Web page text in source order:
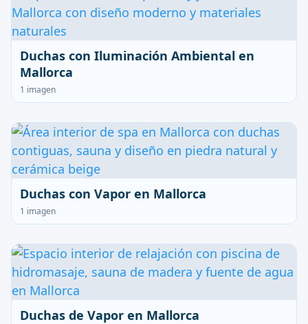
Duchas con Iluminación Ambiental en
Mallorca
1 imagen
Duchas con Vapor en Mallorca
1 imagen
Duchas de Vapor en Mallorca